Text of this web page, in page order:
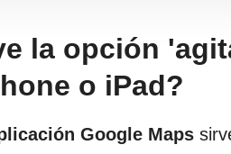
la opción
o iPad?
Google Maps